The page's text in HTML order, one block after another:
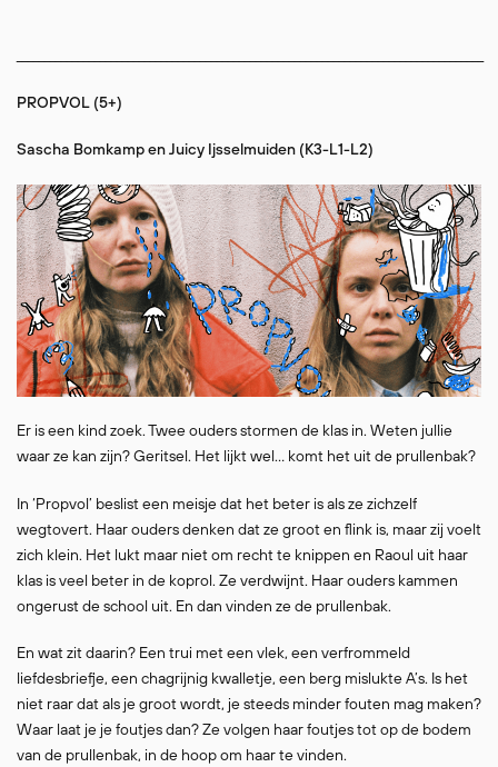
PROPVOL (5+)
Sascha Bomkamp en Juicy Ijsselmuiden (K3-L1-L2)
Er is een kind zoek. Twee ouders stormen de klas in. Weten jullie
waar ze kan zijn? Geritsel. Het lijkt wel… komt het uit de prullenbak?
In ‘Propvol’ beslist een meisje dat het beter is als ze zichzelf
wegtovert. Haar ouders denken dat ze groot en flink is, maar zij voelt
zich klein. Het lukt maar niet om recht te knippen en Raoul uit haar
klas is veel beter in de koprol. Ze verdwijnt. Haar ouders kammen
ongerust de school uit. En dan vinden ze de prullenbak.
En wat zit daarin? Een trui met een vlek, een verfrommeld
liefdesbriefje, een chagrijnig kwalletje, een berg mislukte A’s. Is het
niet raar dat als je groot wordt, je steeds minder fouten mag maken?
Waar laat je je foutjes dan? Ze volgen haar foutjes tot op de bodem
van de prullenbak, in de hoop om haar te vinden.